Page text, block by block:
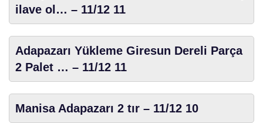
ilave ol… – 11/12 11
Adapazarı Yükleme Giresun Dereli Parça
2 Palet … – 11/12 11
Manisa Adapazarı 2 tır – 11/12 10